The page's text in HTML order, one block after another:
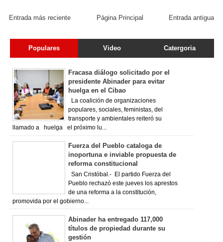
Entrada más reciente Entrada antigua
Página Principal
Populares Video Catergoria
Fracasa diálogo solicitado por el
presidente Abinader para evitar
huelga en el Cibao
La coalición de organizaciones
populares, sociales, feministas, del
transporte y ambientales reiteró su
llamado a huelga el próximo lu...
Fuerza del Pueblo cataloga de
inoportuna e inviable propuesta de
reforma constitucional
San Cristóbal.- El partido Fuerza del
Pueblo rechazó este jueves los aprestos
de una reforma a la constitución,
promovida por el gobierno...
Abinader ha entregado 117,000
títulos de propiedad durante su
gestión